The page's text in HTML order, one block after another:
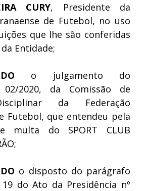
CURY, Presidente da
de Futebol, no uso
que lhe são conferidas
Entidade;
o julgamento do
02/2020, da Comissão de
da Federação
Futebol, que entendeu pela
multa do SPORT CLUB
o disposto do parágrafo
do Ato da Presidência nº